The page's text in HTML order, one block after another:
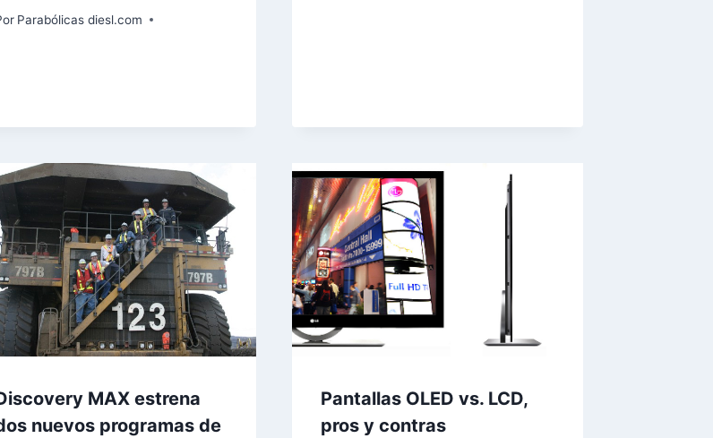
Parabólicas diesl.com
MAX estrena
nuevos programas de
Pantallas OLED vs. LCD,
pros y contras